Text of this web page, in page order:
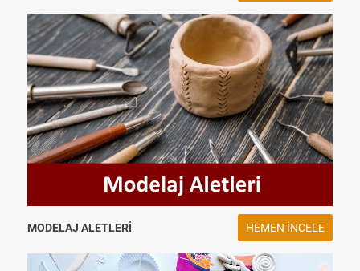
MODELAJ ALETLERI HEMEN INCELE